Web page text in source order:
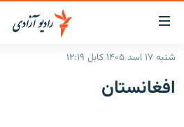
لینک‌های
قابل
دسترسی
بازگشتصفحه نخست
گزارش‌ها
شنبه ۱۷ اسد ۱۴۰۵ کابل ۱۲:۱۹
افغانستان